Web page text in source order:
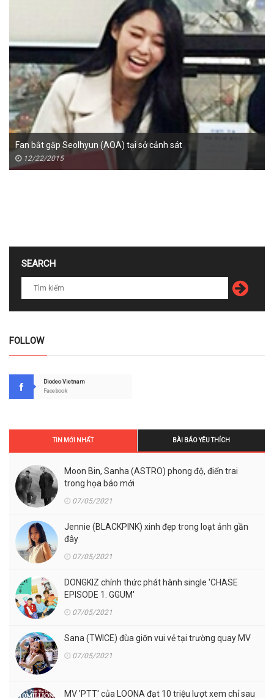
Fan bắt gặp Seolhyun (AOA) tại sở cảnh sát
12/22/2015
SEARCH
FOLLOW
Diodeo Vietnam
Facebook
TIN MỚI NHẤT BÀI BÁO YÊU THÍCH
Moon Bin, Sanha (ASTRO) phong độ, điển trai
trong họa báo mới
07/05/2021
Jennie (BLACKPINK) xinh đẹp trong loạt ảnh gần
đây
07/05/2021
DONGKIZ chính thức phát hành single 'CHASE
EPISODE 1. GGUM'
07/05/2021
Sana (TWICE) đùa giỡn vui vẻ tại trường quay MV
07/05/2021
MV 'PTT' của LOONA đạt 10 triệu lượt xem chỉ sau